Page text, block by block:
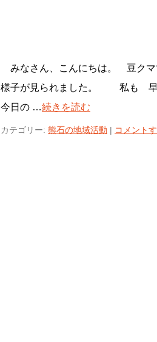
みなさん、こんにちは。 豆ク
様子が見られました。 私も 早
今日の …続きを読む
カテゴリー: 熊石の地域活動 | コメント